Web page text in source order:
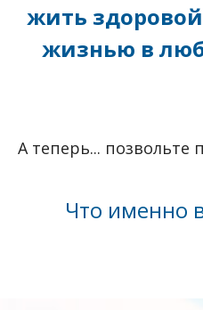
жить
жизнью в
А теперь... позвольте
Что именно